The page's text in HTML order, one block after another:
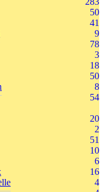
50
41
9
78
3
18
50
8
54
20
2
51
10
6
16
4